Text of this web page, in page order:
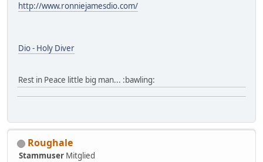
http://www.ronniejamesdio.com/
Dio - Holy Diver
Rest in Peace little big man... :bawling:
Roughale
Stammuser Mitglied